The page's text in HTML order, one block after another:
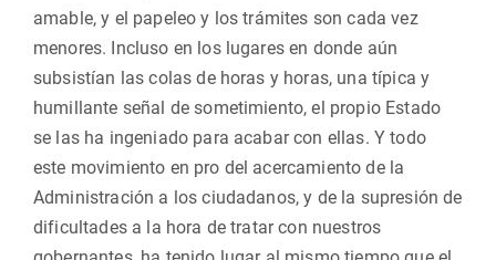
amable, y el papeleo y los trámites son cada vez
menores. Incluso en los lugares en donde aún
subsistían las colas de horas y horas, una típica y
humillante señal de sometimiento, el propio Estado
se las ha ingeniado para acabar con ellas. Y todo
este movimiento en pro del acercamiento de la
Administración a los ciudadanos, y de la supresión de
dificultades a la hora de tratar con nuestros